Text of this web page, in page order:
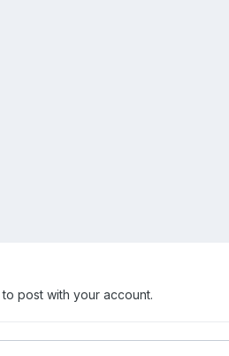
to post with your account.